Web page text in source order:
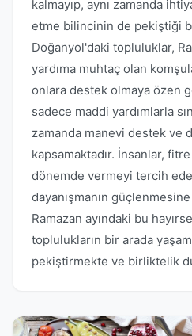
kalmayıp, aynı zamanda
etme bilincinin de pekiştiği
Doğanyol'daki topluluklar,
yardıma muhtaç olan
onlara destek olmaya özen
sadece maddi yardımlarla
zamanda manevi destek ve
kapsamaktadır. İnsanlar,
dönemde vermeyi tercih
dayanışmanın
Ramazan ayındaki bu
toplulukların bir arada
pekiştirmekte ve birliktelik